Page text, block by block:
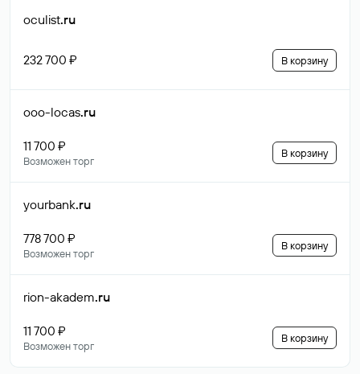
oculist.ru
232 700 ₽ В корзину
ooo-locas.ru
11 700 ₽
Возможен торг
В корзину
yourbank.ru
778 700 ₽
Возможен торг
В корзину
rion-akadem.ru
11 700 ₽
Возможен торг
В корзину